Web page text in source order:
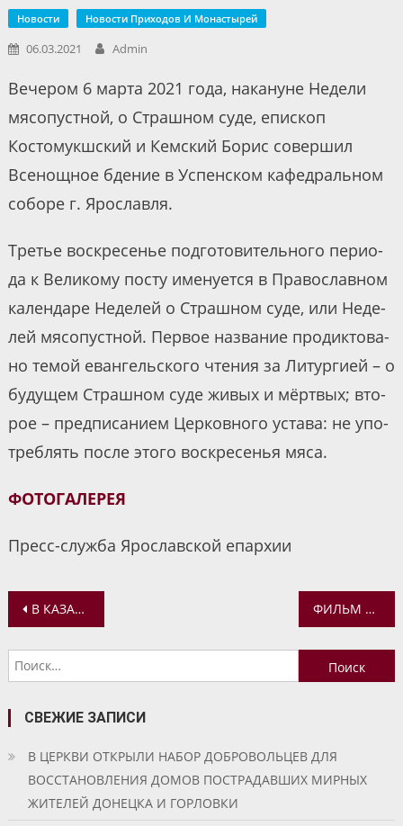
Новости Новости Приходов И Монастырей
06.03.2021 Admin
Вечером 6 марта 2021 года, накануне Недели
мясопустной, о Страшном суде, епископ
Костомукшский и Кемский Борис совершил
Всенощное бдение в Успенском кафедральном
соборе г. Ярославля.
Тре­тье вос­кре­се­нье под­го­то­ви­тель­но­го пе­ри­о­
да к Ве­ли­ко­му по­сту име­ну­ет­ся в Пра­во­слав­ном
ка­лен­да­ре Неде­лей о Страш­ном су­де, или Неде­
лей мя­со­пуст­ной. Пер­вое на­зва­ние про­дик­то­ва­
но те­мой еван­гель­ско­го чте­ния за Ли­тур­ги­ей – о
бу­ду­щем Страш­ном су­де жи­вых и мёрт­вых; вто­
рое – пред­пи­са­ни­ем Цер­ков­но­го уста­ва: не упо­
треб­лять по­сле это­го вос­кре­се­нья мя­са.
ФОТОГАЛЕРЕЯ
Пресс-служба Ярославской епархии
Навигация
по
записям
В КАЗАНСКОЙ ОБИТЕЛИ ПРОХОДЯТ ЭКСКУРСИИ ПО МУЗЕЮ АРХИЕПИСКОПА МИХЕЯ (ХАРХАРОВА) ФИЛЬМ ОБ АРХИЕПИСКОПЕ МИХЕЕ (ХАРХАРОВЕ) «БЛАГОЕ ЖЕЛАНИЕ ДЛИНОЮ В ЖИЗНЬ»
Найти:
СВЕЖИЕ ЗАПИСИ
В ЦЕРКВИ ОТКРЫЛИ НАБОР ДОБРОВОЛЬЦЕВ ДЛЯ
ВОССТАНОВЛЕНИЯ ДОМОВ ПОСТРАДАВШИХ МИРНЫХ
ЖИТЕЛЕЙ ДОНЕЦКА И ГОРЛОВКИ